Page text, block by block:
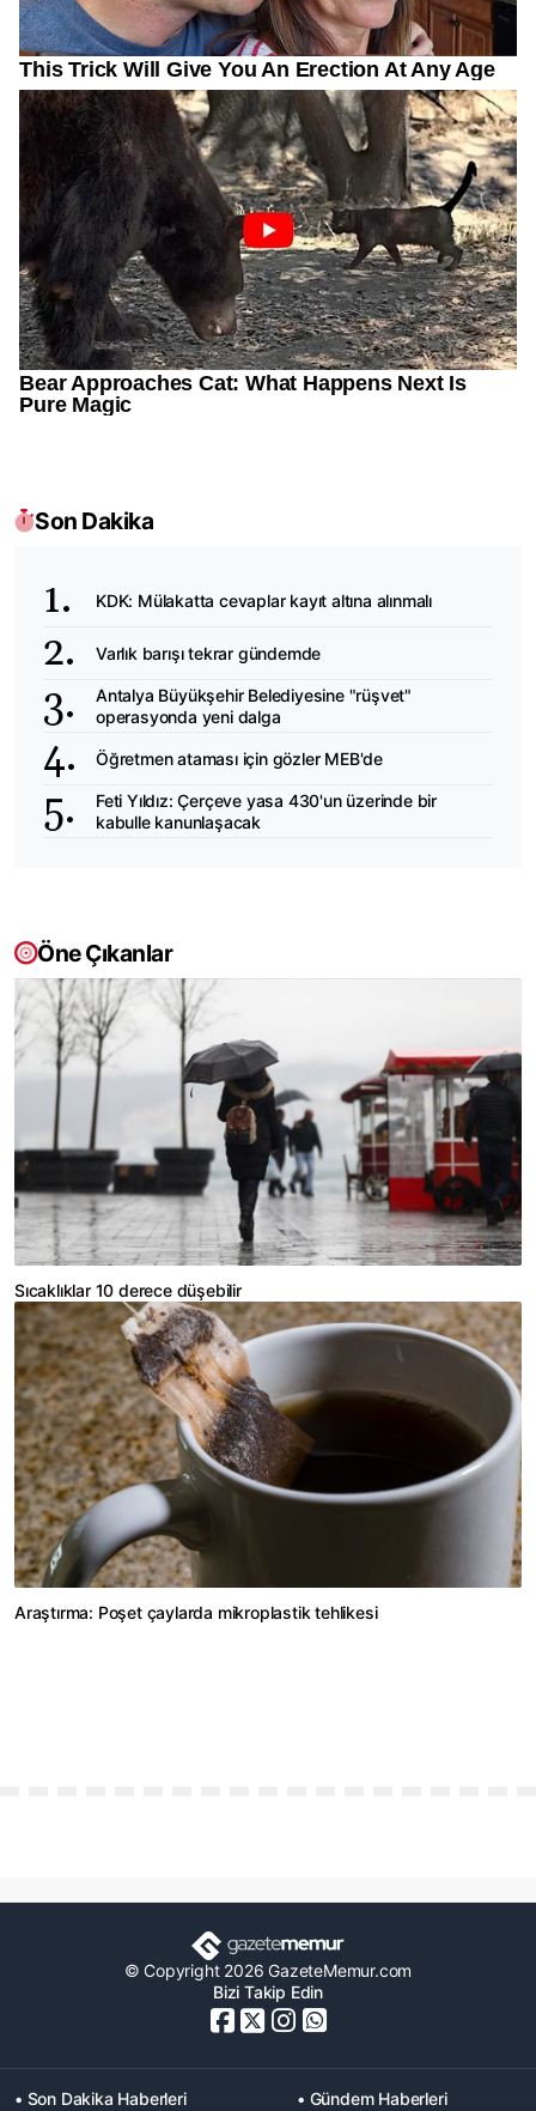
Son Dakika
KDK: Mülakatta cevaplar kayıt altına alınmalı
Varlık barışı tekrar gündemde
Antalya Büyükşehir Belediyesine "rüşvet"
operasyonda yeni dalga
Öğretmen ataması için gözler MEB'de
Feti Yıldız: Çerçeve yasa 430'un üzerinde bir
kabulle kanunlaşacak
Öne Çıkanlar
Sıcaklıklar 10 derece düşebilir
Araştırma: Poşet çaylarda mikroplastik tehlikesi
© Copyright 2026 GazeteMemur.com
Bizi Takip Edin
• Son Dakika Haberleri • Gündem Haberleri